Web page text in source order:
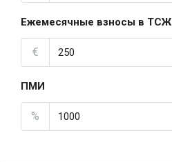
Ежемесячные взносы в ТСЖ
€
ПМИ
%